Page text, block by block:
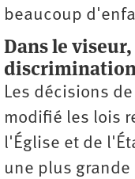
beaucoup
Dans le
Les décisions
modifié les lois
l'Église et de
une plus